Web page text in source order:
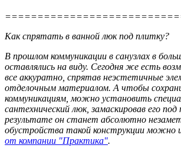
Как спрятать в ванной люк под плитку?
В прошлом коммуникации в санузлах в
оставлялись на виду. Сегодня же есть
все аккуратно, спрятав неэстетичные
отделочным материалом. А чтобы
коммуникациям, можно установить
сантехнический люк, замаскировав его
результате он станет абсолютно
обустройства такой конструкции можно
от компании "Практика".